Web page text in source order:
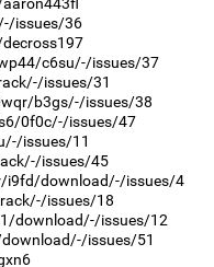
issues/36
c6su/-/issues/37
issues/31
b3gs/-/issues/38
0f0c/-/issues/47
issues/11
issues/45
i9fd/download/-/issues/4
issues/18
download/-/issues/12
issues/51